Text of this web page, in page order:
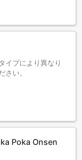
イプにより異なり
さい。
Poka Onsen